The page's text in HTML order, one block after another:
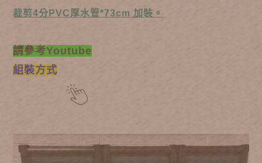
裁剪4分PVC厚水管*73cm 加裝。
請參考Youtube
組裝方式